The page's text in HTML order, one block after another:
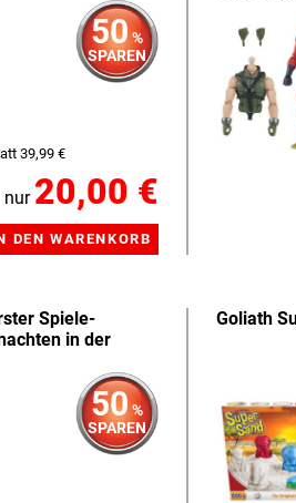
50 %
SPAREN
39,99 €
nur 20,00 €
Spiele-
in der
50 %
SPAREN
Goliath